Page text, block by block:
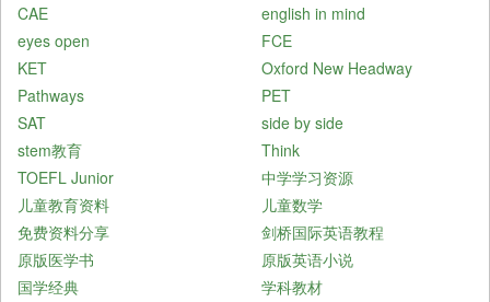
CAE
english in mind
eyes open
FCE
KET
Oxford New Headway
Pathways
PET
SAT
side by side
stem教育
Think
TOEFL Junior
中学学习资源
儿童教育资料
儿童数学
免费资料分享
剑桥国际英语教程
原版医学书
原版英语小说
国学经典
学科教材